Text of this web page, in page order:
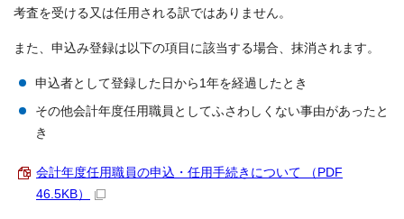
考査を受ける又は任用される訳ではありません。
また、申込み登録は以下の項目に該当する場合、抹消されます。
申込者として登録した日から1年を経過したとき
その他会計年度任用職員としてふさわしくない事由があったと
き
会計年度任用職員の申込・任用手続きについて （PDF
46.5KB）